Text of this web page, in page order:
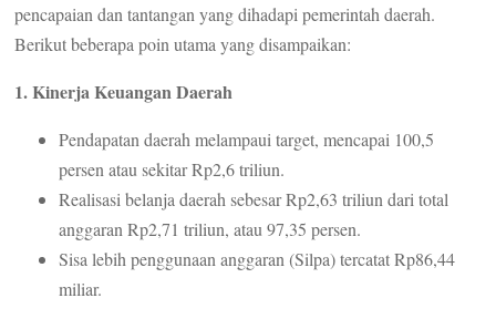
pencapaian dan tantangan yang dihadapi pemerintah daerah.
Berikut beberapa poin utama yang disampaikan:
1. Kinerja Keuangan Daerah
Pendapatan daerah melampaui target, mencapai 100,5
persen atau sekitar Rp2,6 triliun.
Realisasi belanja daerah sebesar Rp2,63 triliun dari total
anggaran Rp2,71 triliun, atau 97,35 persen.
Sisa lebih penggunaan anggaran (Silpa) tercatat Rp86,44
miliar.